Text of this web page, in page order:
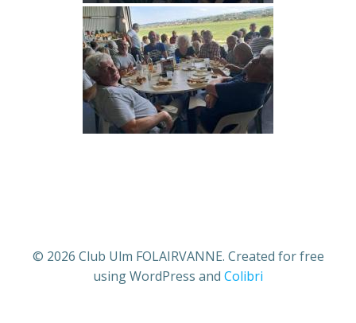
© 2026 Club Ulm FOLAIRVANNE. Created for free
using WordPress and Colibri